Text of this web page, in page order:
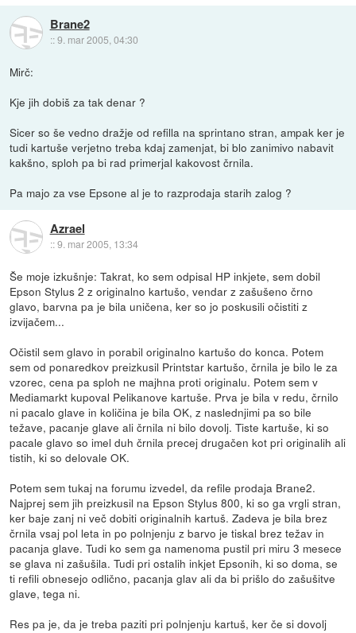
Brane2
::9. mar 2005, 04:30
Mirč:
Kje jih dobiš za tak denar ?
Sicer so še vedno dražje od refilla na sprintano stran, ampak ker je
tudi kartuše verjetno treba kdaj zamenjat, bi blo zanimivo nabavit
kakšno, sploh pa bi rad primerjal kakovost črnila.
Pa majo za vse Epsone al je to razprodaja starih zalog ?
Azrael
::9. mar 2005, 13:34
Še moje izkušnje: Takrat, ko sem odpisal HP inkjete, sem dobil
Epson Stylus 2 z originalno kartušo, vendar z zašušeno črno
glavo, barvna pa je bila uničena, ker so jo poskusili očistiti z
izvijačem...
Očistil sem glavo in porabil originalno kartušo do konca. Potem
sem od ponaredkov preizkusil Printstar kartušo, črnila je bilo le za
vzorec, cena pa sploh ne majhna proti originalu. Potem sem v
Mediamarkt kupoval Pelikanove kartuše. Prva je bila v redu, črnilo
ni pacalo glave in količina je bila OK, z naslednjimi pa so bile
težave, pacanje glave ali črnila ni bilo dovolj. Tiste kartuše, ki so
pacale glavo so imel duh črnila precej drugačen kot pri originalih ali
tistih, ki so delovale OK.
Potem sem tukaj na forumu izvedel, da refile prodaja Brane2.
Najprej sem jih preizkusil na Epson Stylus 800, ki so ga vrgli stran,
ker baje zanj ni več dobiti originalnih kartuš. Zadeva je bila brez
črnila vsaj pol leta in po polnjenju z barvo je tiskal brez težav in
pacanja glave. Tudi ko sem ga namenoma pustil pri miru 3 mesece
se glava ni zašušila. Tudi pri ostalih inkjet Epsonih, ki so doma, se
ti refili obnesejo odlično, pacanja glav ali da bi prišlo do zašušitve
glave, tega ni.
Res pa je, da je treba paziti pri polnjenju kartuš, ker če si dovolj